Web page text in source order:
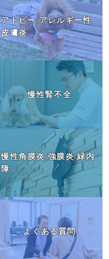
アトピー/アレルギー性
皮膚炎
慢性腎不全
慢性角膜炎/強膜炎/緑内
障
よくある質問